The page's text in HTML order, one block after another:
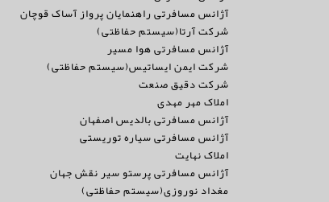
آژانس مسافرتی راهنمایان پرواز آساک قوچان
شرکت آرتا(سیستم حفاظتی)
آژانس مسافرتی هوا مسیر
شرکت ایمن ایساتیس(سیستم حفاظتی)
شرکت دقیق صنعت
املاک مهر مهدی
آژانس مسافرتی بالدیس اصفهان
آژانس مسافرتی سیاره توریستی
املاک نهایت
آژانس مسافرتی پرستو سیر نقش جهان
مغداد نوروزی(سیستم حفاظتی)